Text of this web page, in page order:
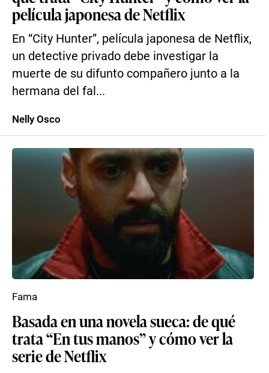
película japonesa de Netflix
En “City Hunter”, película japonesa de Netflix,
un detective privado debe investigar la
muerte de su difunto compañero junto a la
hermana del fal...
Nelly Osco
Basada en una novela sueca: de qué
trata “En tus manos” y cómo ver la
serie de Netflix
Fama